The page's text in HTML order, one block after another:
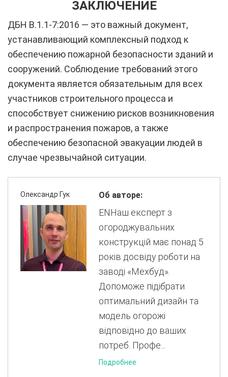
ЗАКЛЮЧЕНИЕ
ДБН В.1.1-7:2016 — это важный документ,
устанавливающий комплексный подход к
обеспечению пожарной безопасности зданий и
сооружений. Соблюдение требований этого
документа является обязательным для всех
участников строительного процесса и
способствует снижению рисков возникновения
и распространения пожаров, а также
обеспечению безопасной эвакуации людей в
случае чрезвычайной ситуации.
Олександр Гук Об авторе:
ENНаш експерт з
огороджувальних
конструкцій має понад 5
років досвіду роботи на
заводі «Мехбуд».
Допоможе підібрати
оптимальний дизайн та
модель огорожі
відповідно до ваших
потреб. Профе...
Подробнее